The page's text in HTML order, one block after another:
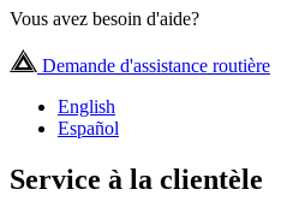
Vous avez besoin d'aide?
Demande d'assistance routière
English
Español
Service à la clientèle